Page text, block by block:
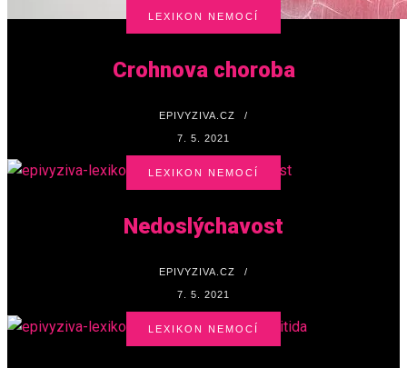
LEXIKON NEMOCÍ
Crohnova choroba
EPIVYZIVA.CZ /
7. 5. 2021
LEXIKON NEMOCÍ
Nedoslýchavost
EPIVYZIVA.CZ /
7. 5. 2021
LEXIKON NEMOCÍ